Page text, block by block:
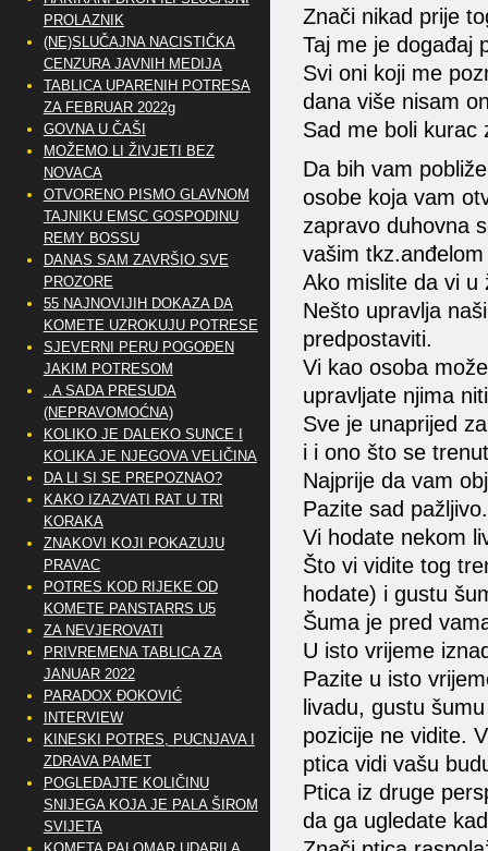
Znači nikad prije
Taj me je događaj
Svi oni koji me
dana više nisam
Sad me boli kurac
Da bih vam
osobe koja vam
zapravo duhovna
vašim
Ako mislite da vi u
Nešto upravlja
predpostaviti.
Vi kao osoba
upravljate njima
Sve je unaprijed
i i ono što se
Najprije da vam
Pazite sad pažljivo.
Vi hodate nekom
Što vi vidite tog
hodate) i gustu
Šuma je pred
U isto vrijeme
Pazite u isto
livadu, gustu
pozicije ne vidite.
ptica vidi vašu
Ptica iz druge
da ga ugledate
PROLAZNIK
(NE)SLUČAJNA NACISTIČKA
CENZURA JAVNIH MEDIJA
TABLICA UPARENIH POTRESA
ZA FEBRUAR 2022g
GOVNA U ČAŠI
MOŽEMO LI ŽIVJETI BEZ
NOVACA
OTVORENO PISMO GLAVNOM
TAJNIKU EMSC GOSPODINU
REMY BOSSU
DANAS SAM ZAVRŠIO SVE
PROZORE
55 NAJNOVIJIH DOKAZA DA
KOMETE UZROKUJU POTRESE
SJEVERNI PERU POGOĐEN
JAKIM POTRESOM
..A SADA PRESUDA
(NEPRAVOMOĆNA)
KOLIKO JE DALEKO SUNCE I
KOLIKA JE NJEGOVA VELIČINA
DA LI SI SE PREPOZNAO?
KAKO IZAZVATI RAT U TRI
KORAKA
ZNAKOVI KOJI POKAZUJU
PRAVAC
POTRES KOD RIJEKE OD
KOMETE PANSTARRS U5
ZA NEVJEROVATI
PRIVREMENA TABLICA ZA
JANUAR 2022
PARADOX ĐOKOVIĆ
INTERVIEW
KINESKI POTRES, PUCNJAVA I
ZDRAVA PAMET
POGLEDAJTE KOLIČINU
SNIJEGA KOJA JE PALA ŠIROM
SVIJETA